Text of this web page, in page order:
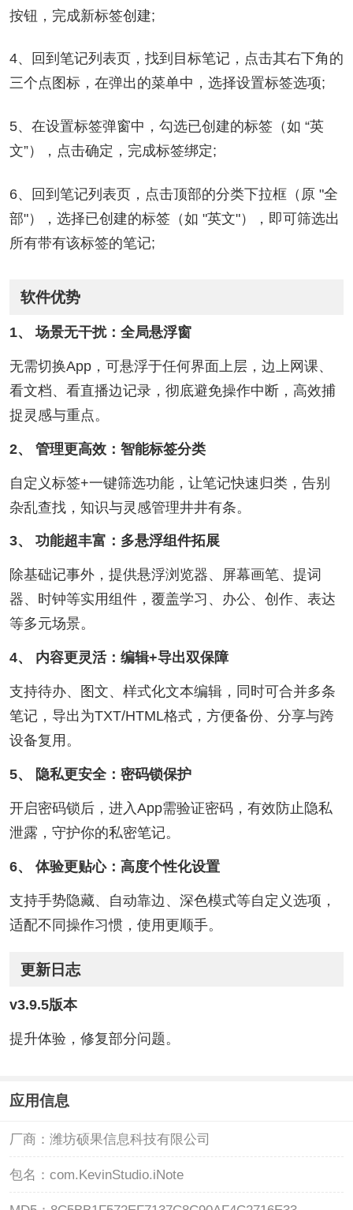
按钮，完成新标签创建;
4、回到笔记列表页，找到目标笔记，点击其右下角的
三个点图标，在弹出的菜单中，选择设置标签选项;
5、在设置标签弹窗中，勾选已创建的标签（如 “英
文”），点击确定，完成标签绑定;
6、回到笔记列表页，点击顶部的分类下拉框（原 "全
部"），选择已创建的标签（如 "英文"），即可筛选出
所有带有该标签的笔记;
软件优势
1、 场景无干扰：全局悬浮窗
无需切换App，可悬浮于任何界面上层，边上网课、
看文档、看直播边记录，彻底避免操作中断，高效捕
捉灵感与重点。
2、 管理更高效：智能标签分类
自定义标签+一键筛选功能，让笔记快速归类，告别
杂乱查找，知识与灵感管理井井有条。
3、 功能超丰富：多悬浮组件拓展
除基础记事外，提供悬浮浏览器、屏幕画笔、提词
器、时钟等实用组件，覆盖学习、办公、创作、表达
等多元场景。
4、 内容更灵活：编辑+导出双保障
支持待办、图文、样式化文本编辑，同时可合并多条
笔记，导出为TXT/HTML格式，方便备份、分享与跨
设备复用。
5、 隐私更安全：密码锁保护
开启密码锁后，进入App需验证密码，有效防止隐私
泄露，守护你的私密笔记。
6、 体验更贴心：高度个性化设置
支持手势隐藏、自动靠边、深色模式等自定义选项，
适配不同操作习惯，使用更顺手。
更新日志
v3.9.5版本
提升体验，修复部分问题。
应用信息
厂商： 潍坊硕果信息科技有限公司
包名： com.KevinStudio.iNote